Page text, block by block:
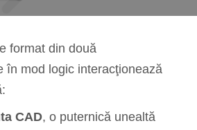
format din două
în mod logic interacţionează
CAD, o puternică unealtă